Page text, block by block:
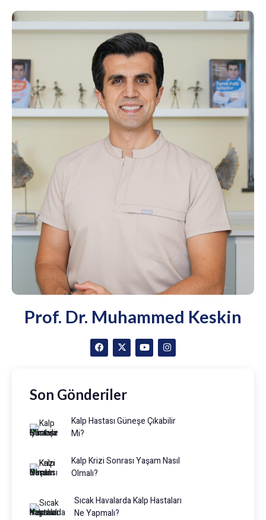
Prof. Dr. Muhammed Keskin
Son Gönderiler
Kalp Hastası Güneşe Çıkabilir
Mi?
Kalp Krizi Sonrası Yaşam Nasıl
Olmalı?
Sıcak Havalarda Kalp Hastaları
Ne Yapmalı?